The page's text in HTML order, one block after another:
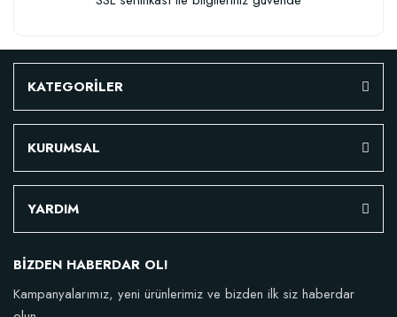
KATEGORİLER
KURUMSAL
YARDIM
BİZDEN HABERDAR OL!
Kampanyalarımız, yeni ürünlerimiz ve bizden ilk siz haberdar